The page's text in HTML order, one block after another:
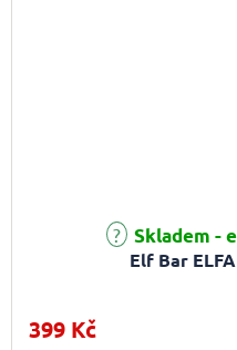
Elf Bar
Průměrné hodnoceníSkladem -
399 Kč